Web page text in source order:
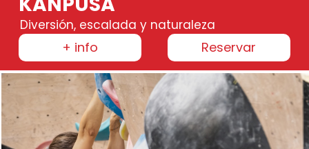
Diversión, escalada y naturaleza
+ info Reservar